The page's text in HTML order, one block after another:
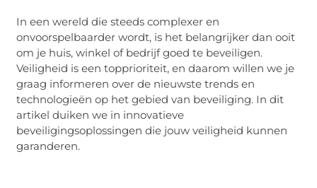
In een wereld die steeds complexer en
onvoorspelbaarder wordt, is het belangrijker dan ooit
om je huis, winkel of bedrijf goed te beveiligen.
Veiligheid is een topprioriteit, en daarom willen we je
graag informeren over de nieuwste trends en
technologieën op het gebied van beveiliging. In dit
artikel duiken we in innovatieve
beveiligingsoplossingen die jouw veiligheid kunnen
garanderen.